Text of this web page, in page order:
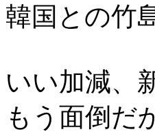
韓国との竹
いい加減、
もう面倒だ